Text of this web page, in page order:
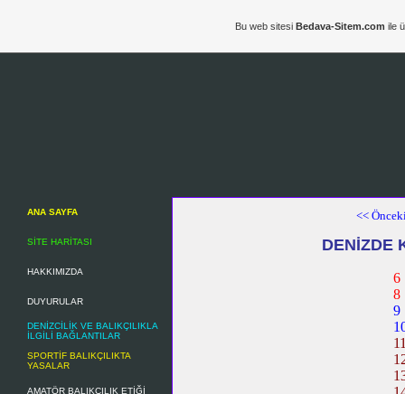
ANA SAYFA
SİTE HARİTASI
HAKKIMIZDA
DUYURULAR
DENİZCİLİK VE BALIKÇILIKLA
İLGİLİ BAĞLANTILAR
SPORTİF BALIKÇILIKTA
YASALAR
AMATÖR BALIKÇILIK ETİĞİ
<<
DENİZDE
6
8
9
Bu web sitesi Bedava-Sitem.com ile